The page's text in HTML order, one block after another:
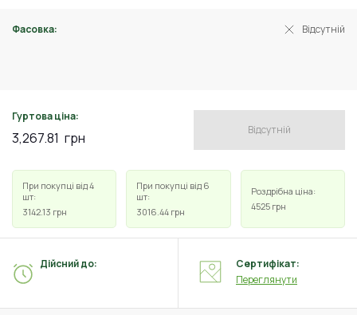
Фасовка: Відсутній
Гуртова ціна:
3,267.81 грн Відсутній
При покупці від 4
шт:
3142.13 грн
При покупці від 6
шт:
3016.44 грн
Роздрібна ціна:
4525 грн
Дійсний до:
Сертифікат:
Переглянути